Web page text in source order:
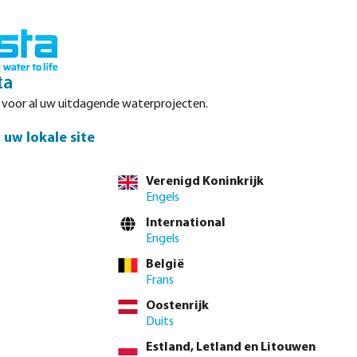
direct via de
optie is momenteel niet beschikbaar.)
neem contact op met de verkoopafdeling
voor al uw uitdagende waterprojecten.
uw lokale site
Verenigd Koninkrijk
Engels
International
Engels
België
Frans
Oostenrijk
Duits
Estland, Letland en Litouwen